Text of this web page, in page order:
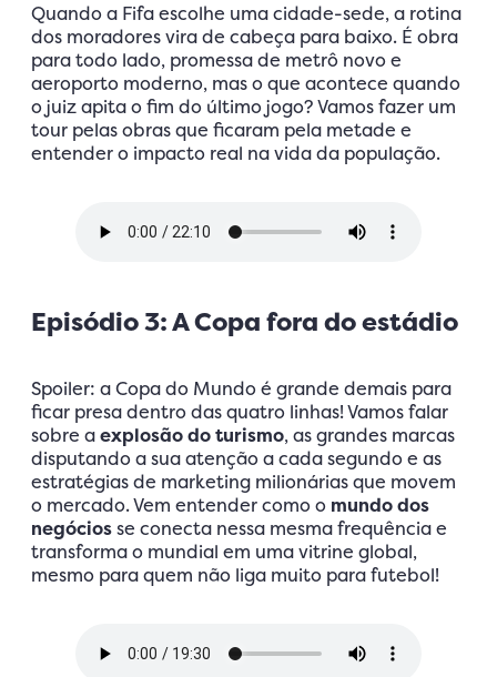
Quando a Fifa escolhe uma cidade-sede, a rotina
dos moradores vira de cabeça para baixo. É obra
para todo lado, promessa de metrô novo e
aeroporto moderno, mas o que acontece quando
o juiz apita o fim do último jogo? Vamos fazer um
tour pelas obras que ficaram pela metade e
entender o impacto real na vida da população.
Episódio 3: A Copa fora do estádio
Spoiler: a Copa do Mundo é grande demais para
ficar presa dentro das quatro linhas! Vamos falar
sobre aexplosão do turismo, as grandes marcas
disputando a sua atenção a cada segundo e as
estratégias de marketing milionárias que movem
o mercado. Vem entender como o mundo dos
negóciosse conecta nessa mesma frequência e
transforma o mundial em uma vitrine global,
mesmo para quem não liga muito para futebol!